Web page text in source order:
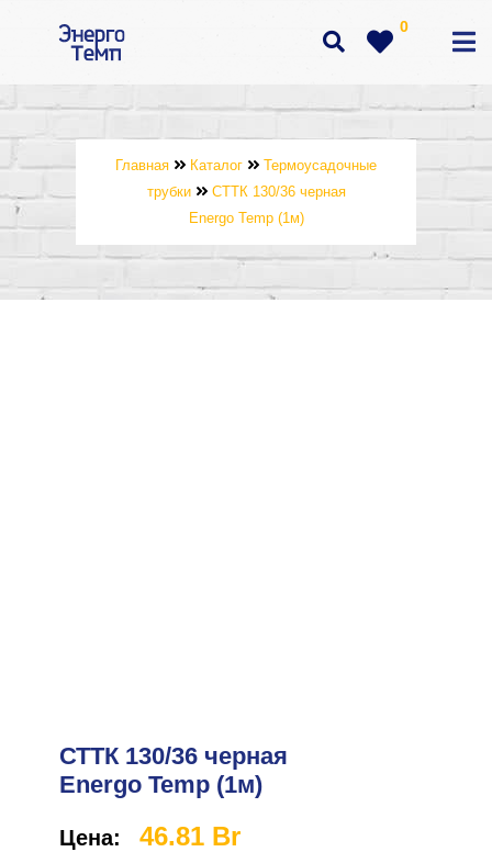
0
Главная Каталог
Термоусадочные
трубки
СТТК 130/36 черная
Energo Temp (1м)
СТТК 130/36 черная
Energo Temp (1м)
Цена: 46.81 Br